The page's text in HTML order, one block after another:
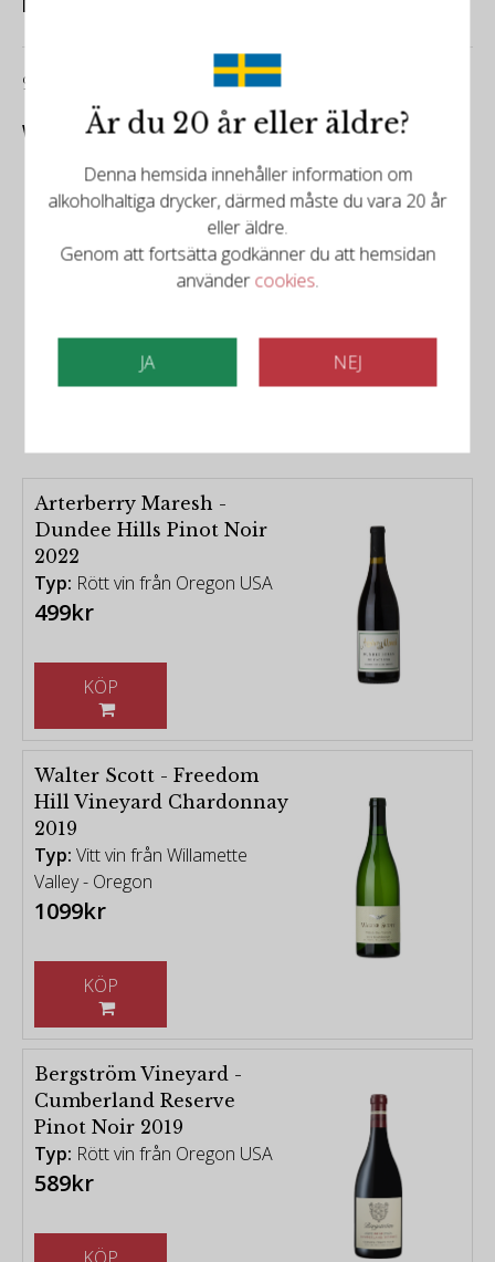
94/100
Wine Spectator
Det finns mer att upptäcka
Relaterade produkter
Arterberry Maresh -
Dundee Hills Pinot Noir
2022
Typ: Rött vin från Oregon USA
499kr
Walter Scott - Freedom
Hill Vineyard Chardonnay
2019
Typ: Vitt vin från Willamette
Valley - Oregon
1099kr
Bergström Vineyard -
Cumberland Reserve
Pinot Noir 2019
Typ: Rött vin från Oregon USA
589kr
Är du 20 år eller äldre?
Denna hemsida innehåller information om
alkoholhaltiga drycker, därmed måste du vara 20 år
eller äldre.
Genom att fortsätta godkänner du att hemsidan
användercookies.
JA NEJ